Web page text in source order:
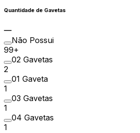
Quantidade de Gavetas
Não Possui
99+
02 Gavetas
2
01 Gaveta
1
03 Gavetas
1
04 Gavetas
1